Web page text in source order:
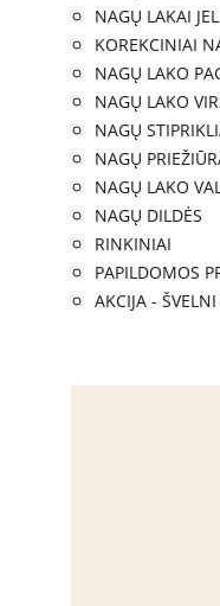
NAGŲ LAKAI
KOREKCINIAI
NAGŲ LAKO
NAGŲ LAKO
NAGŲ
NAGŲ
NAGŲ LAKO
NAGŲ DILDĖS
RINKINIAI
PAPILDOMOS
AKCIJA -